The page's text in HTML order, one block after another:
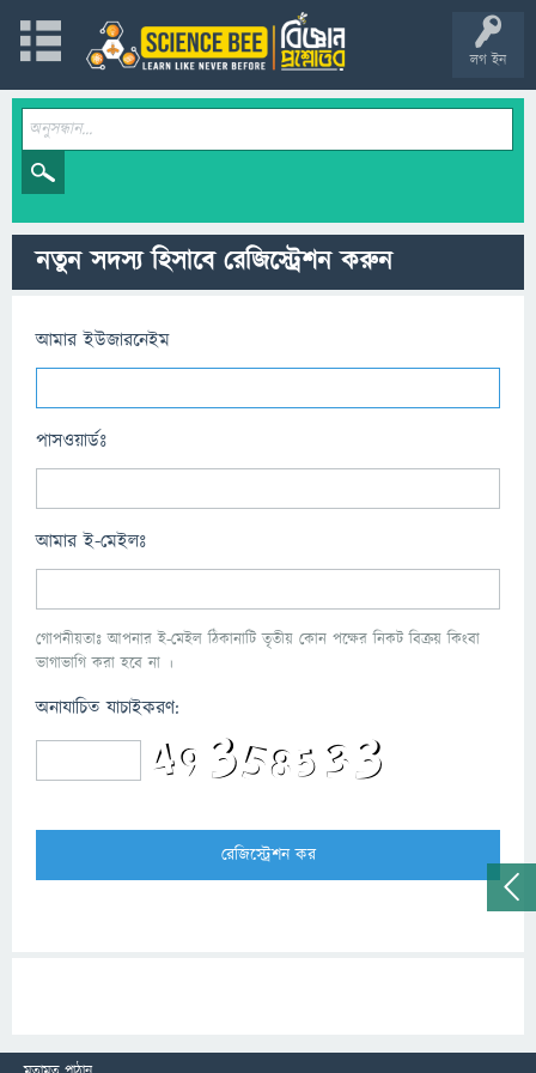
লগ ইন
নতুন সদস্য হিসাবে রেজিস্ট্রেশন করুন
আমার ইউজারনেইম
পাসওয়ার্ডঃ
আমার ই-মেইলঃ
গোপনীয়তাঃ আপনার ই-মেইল ঠিকানাটি তৃতীয় কোন পক্ষের নিকট বিক্রয় কিংবা
ভাগাভাগি করা হবে না ।
অনাযাচিত যাচাইকরণ: